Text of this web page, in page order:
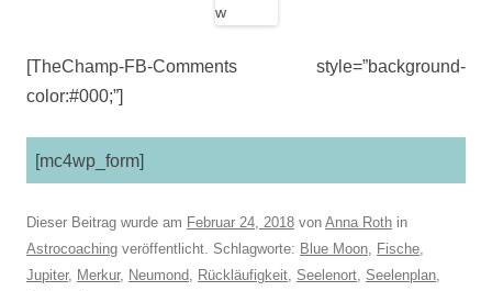
[TheChamp-FB-Comments style=”background-
color:#000;”]
[mc4wp_form]
Dieser Beitrag wurde am Februar 24, 2018 von Anna Roth in
Astrocoaching veröffentlicht. Schlagworte: Blue Moon, Fische,
Jupiter, Merkur, Neumond, Rückläufigkeit, Seelenort, Seelenplan,